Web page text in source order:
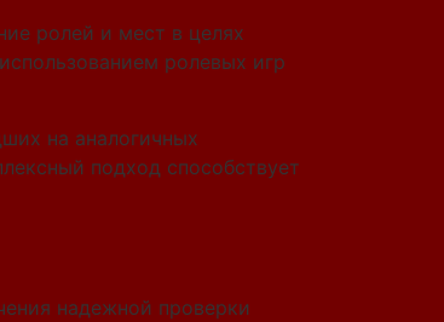
ролей и мест в целях
ролевых игр
на аналогичных
подход способствует
надежной проверки